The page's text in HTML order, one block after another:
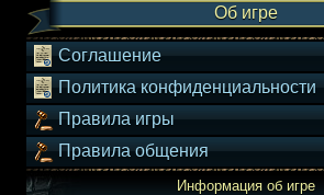
Об игре
Соглашение
Политика конфиденциальности
Правила игры
Правила общения
Информация об игре